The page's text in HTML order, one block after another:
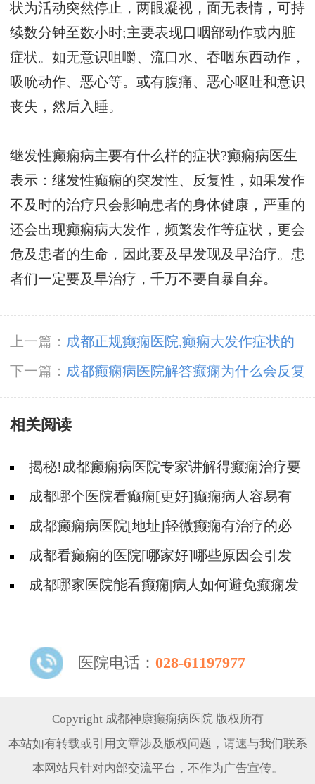
状为活动突然停止，两眼凝视，面无表情，可持
续数分钟至数小时;主要表现口咽部动作或内脏
症状。如无意识咀嚼、流口水、吞咽东西动作，
吸吮动作、恶心等。或有腹痛、恶心呕吐和意识
丧失，然后入睡。
继发性癫痫病主要有什么样的症状?癫痫病医生
表示：继发性癫痫的突发性、反复性，如果发作
不及时的治疗只会影响患者的身体健康，严重的
还会出现癫痫病大发作，频繁发作等症状，更会
危及患者的生命，因此要及早发现及早治疗。患
者们一定要及早治疗，千万不要自暴自弃。
上一篇： 成都正规癫痫医院,癫痫大发作症状的
治疗方法?
下一篇： 成都癫痫病医院解答癫痫为什么会反复
发作?
相关阅读
揭秘!成都癫痫病医院专家讲解得癫痫治疗要
多少钱?
成都哪个医院看癫痫[更好]癫痫病人容易有
什么心理?
成都癫痫病医院[地址]轻微癫痫有治疗的必
要吗?成都看癫痫的医院[哪家好]哪些原因会引发
癫痫呢?
成都哪家医院能看癫痫|病人如何避免癫痫发
医院电话： 028-61197977
Copyright 成都神康癫痫病医院 版权所有
本站如有转载或引用文章涉及版权问题，请速与我们联系
本网站只针对内部交流平台，不作为广告宣传。